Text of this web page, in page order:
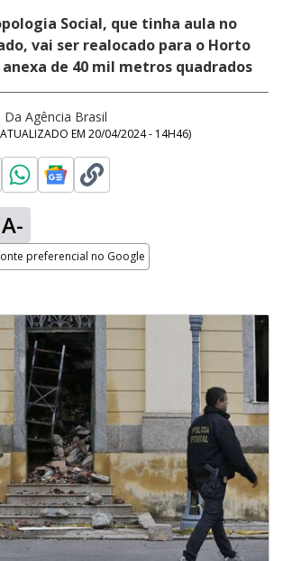
Social, que tinha aula no
vai ser realocado para o Horto
de 40 mil metros quadrados
Da Agência Brasil
EM 20/04/2024 - 14H46)
A-
preferencial no Google